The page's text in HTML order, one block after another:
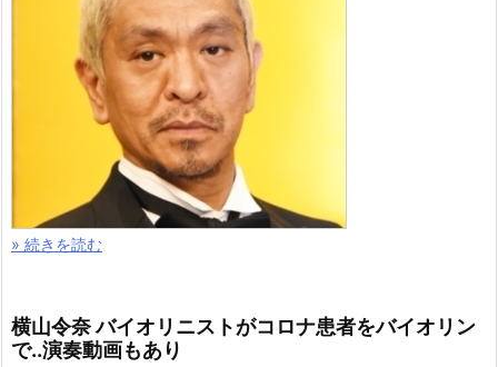
» 続きを読む
横山令奈 バイオリニストがコロナ患者をバイオリン
で..演奏動画もあり